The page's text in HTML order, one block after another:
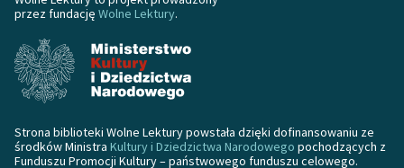
Dane fundacji i
sprawozdania finansowe
Regulamin darowizn
Informacja o treściach
Deklaracja dostępności
przez fundację Wolne Lektury.
Strona biblioteki Wolne Lektury powstała dzięki dofinansowaniu ze
środków Ministra Kultury i Dziedzictwa Narodowego pochodzących z
Funduszu Promocji Kultury – państwowego funduszu celowego.